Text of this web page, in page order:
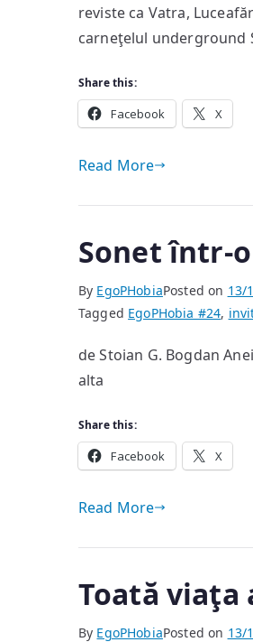
reviste ca Vatra,
carneţelul underground
Share this:
Facebook X
Read More
Sonet într-
By EgoPHobiaPosted on 13/
Tagged EgoPHobia #24,
de Stoian G. Bogdan
alta
Share this:
Facebook X
Read More
Toată viaţa
By EgoPHobiaPosted on 13/